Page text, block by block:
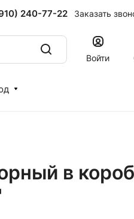
240-77-22 Заказать
Войти
в